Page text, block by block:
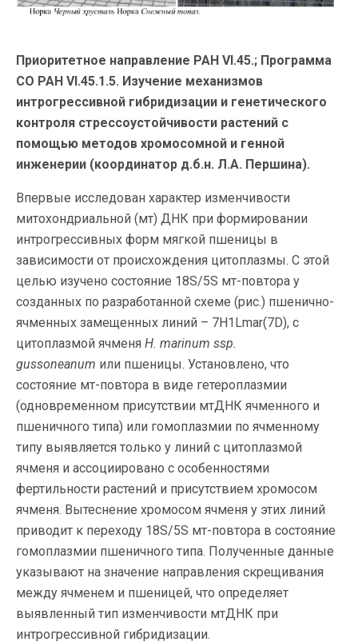
Приоритетное направление РАН VI.45.; Программа
СО РАН VI.45.1.5. Изучение механизмов
интрогрессивной гибридизации и генетического
контроля стрессоустойчивости растений с
помощью методов хромосомной и генной
инженерии (координатор д.б.н. Л.А. Першина).
Впервые исследован характер изменчивости
митохондриальной (мт) ДНК при формировании
интрогрессивных форм мягкой пшеницы в
зависимости от происхождения цитоплазмы. С этой
целью изучено состояние 18S/5S мт-повтора у
созданных по разработанной схеме (рис.) пшенично-
ячменных замещенных линий – 7H1Lmar(7D), с
цитоплазмой ячменя H. marinum ssp.
gussoneanum или пшеницы. Установлено, что
состояние мт-повтора в виде гетероплазмии
(одновременном присутствии мтДНК ячменного и
пшеничного типа) или гомоплазмии по ячменному
типу выявляется только у линий с цитоплазмой
ячменя и ассоциировано с особенностями
фертильности растений и присутствием хромосом
ячменя. Вытеснение хромосом ячменя у этих линий
приводит к переходу 18S/5S мт-повтора в состояние
гомоплазмии пшеничного типа. Полученные данные
указывают на значение направления скрещивания
между ячменем и пшеницей, что определяет
выявленный тип изменчивости мтДНК при
интрогрессивной гибридизации.